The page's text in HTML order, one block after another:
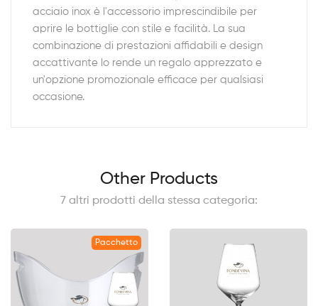
acciaio inox è l'accessorio imprescindibile per
aprire le bottiglie con stile e facilità. La sua
combinazione di prestazioni affidabili e design
accattivante lo rende un regalo apprezzato e
un'opzione promozionale efficace per qualsiasi
occasione.
Other Products
7 altri prodotti della stessa categoria:
Pacchetto